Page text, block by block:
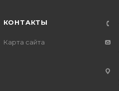
КОНТАКТЫ
Карта сайта